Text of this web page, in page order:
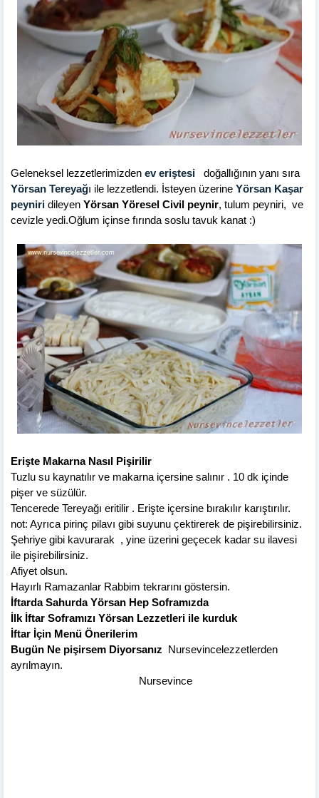
Geleneksel lezzetlerimizden ev eriştesi
doğallığının yanı sıra
Yörsan Tereyağı ile lezzetlendi. İsteyen üzerine Yörsan Kaşar
peyniri dileyen Yörsan Yöresel Civil peynir, tulum peyniri, ve
cevizle yedi.Oğlum içinse fırında soslu tavuk kanat :)
Erişte Makarna Nasıl Pişirilir
Tuzlu su kaynatılır ve makarna içersine salınır . 10 dk içinde
pişer ve süzülür.
Tencerede Tereyağı eritilir . Erişte içersine bırakılır karıştırılır.
not: Ayrıca pirinç pilavı gibi suyunu çektirerek de pişirebilirsiniz.
Şehriye gibi kavurarak , yine üzerini geçecek kadar su ilavesi
ile pişirebilirsiniz.
Afiyet olsun.
Hayırlı Ramazanlar Rabbim tekrarını göstersin.
İftarda Sahurda Yörsan Hep Soframızda
İlk İftar Soframızı Yörsan Lezzetleri ile kurduk
İftar İçin Menü Önerilerim
Bugün Ne pişirsem Diyorsanız Nursevincelezzetlerden
ayrılmayın.
Nursevince